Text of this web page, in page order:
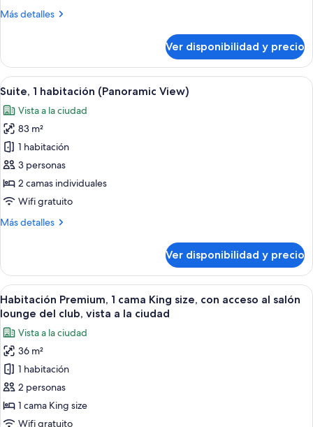
con
salón
lounge
del
club
(High
floor)
Más detalles
Más
Premium,
camas
con
acceso
al
salón
lounge
del
club
(High
Ver disponibilidad y precio
Ver
todas
las
fotos
de
Suite,
1
habitación
(Panoramic
View)
Minibar, caja de seguridad en la
5
Suite, 1 habitación (Panoramic View)
Vista a la ciudad
83 m²
1 habitación
3 personas
2 camas individuales
Wifi gratuito
Más detalles
Más
1
habitación
(Panoramic
View)
Ver disponibilidad y precio
Ver
todas
las
fotos
de
Habitación
Premium,
1
cama
Habitación de hotel con cama,
5
Habitación Premium, 1 cama King size, con acceso al salón
lounge del club, vista a la ciudad
Vista a la ciudad
36 m²
1 habitación
2 personas
1 cama King size
Wifi gratuito